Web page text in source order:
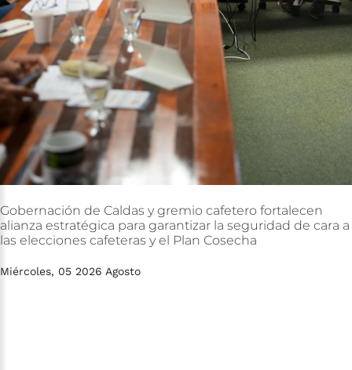
Gobernación de Caldas y gremio cafetero fortalecen
alianza estratégica para garantizar la seguridad de cara a
las elecciones cafeteras y el Plan Cosecha
Miércoles, 05 2026 Agosto